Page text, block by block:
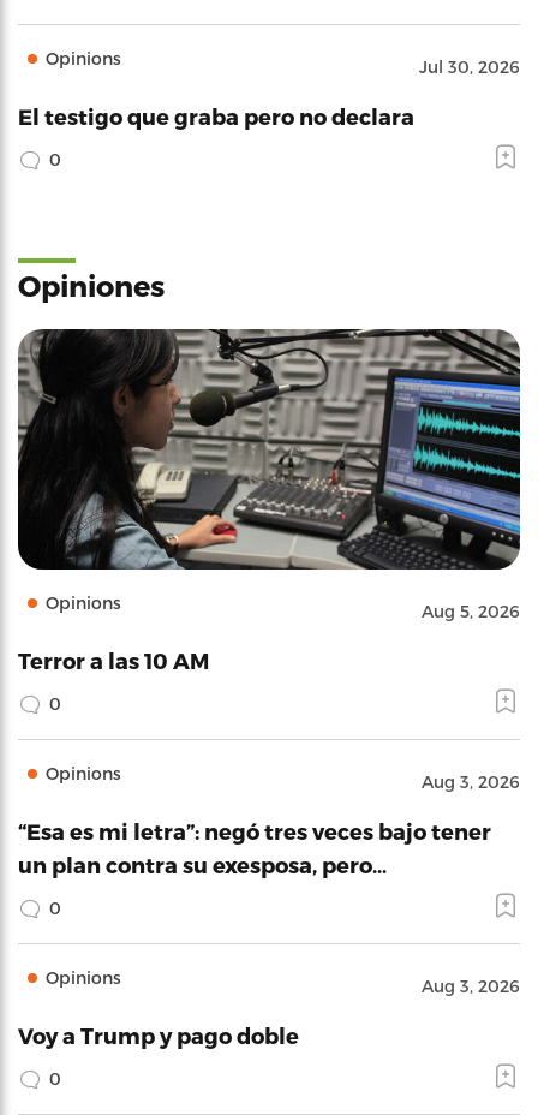
Opinions Jul 30, 2026
El testigo que graba pero no declara
0
Opiniones
Opinions Aug 5, 2026
Terror a las 10 AM
0
Opinions Aug 3, 2026
“Esa es mi letra”: negó tres veces bajo tener
un plan contra su exesposa, pero…
0
Opinions Aug 3, 2026
Voy a Trump y pago doble
0